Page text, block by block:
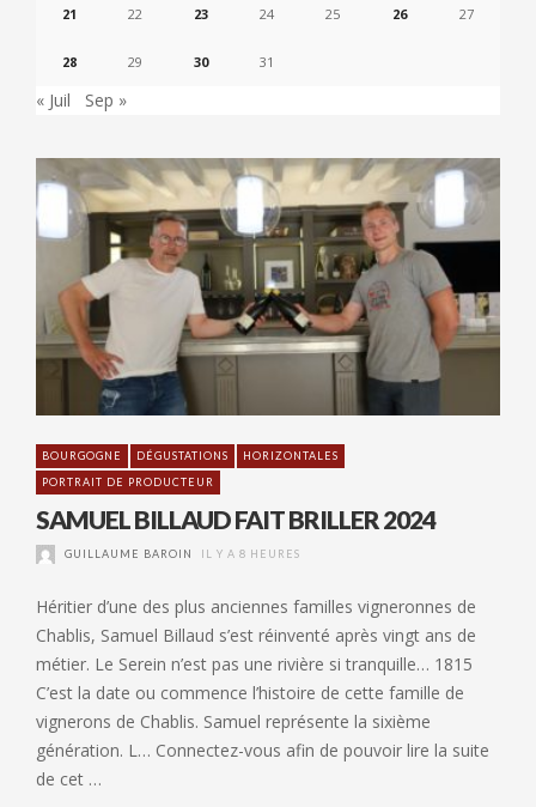
21 22 23 24 25 26 27
28 29 30 31
« Juil Sep »
BOURGOGNE DÉGUSTATIONS
HORIZONTALES
PORTRAIT DE PRODUCTEUR
SAMUEL BILLAUD FAIT BRILLER 2024
GUILLAUME BAROIN IL Y A 8 HEURES
Héritier d’une des plus anciennes familles vigneronnes de
Chablis, Samuel Billaud s’est réinventé après vingt ans de
métier. Le Serein n’est pas une rivière si tranquille… 1815
C’est la date ou commence l’histoire de cette famille de
vignerons de Chablis. Samuel représente la sixième
génération. L… Connectez-vous afin de pouvoir lire la suite
de cet …